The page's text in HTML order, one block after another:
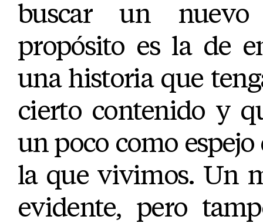
buscar un nuevo
propósito es la de
una historia que
cierto contenido y
un poco como espejo
la que vivimos. Un
evidente, pero